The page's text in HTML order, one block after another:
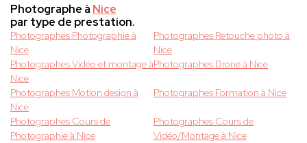
Photographe à Nice
par type de prestation.
Photographes Photographie à
Nice
Photographes Retouche photo à
Nice
Photographes Vidéo et montage à
Nice
Photographes Drone à Nice
Photographes Motion design à
Nice
Photographes Formation à Nice
Photographes Cours de
Photographie à Nice
Photographes Cours de
Vidéo/Montage à Nice